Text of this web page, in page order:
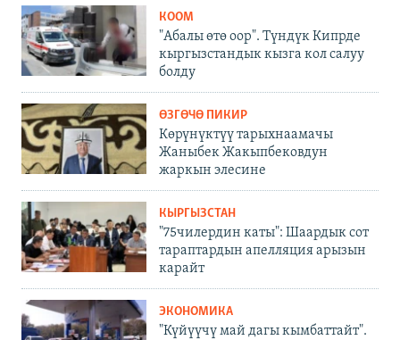
КООМ
"Абалы өтө оор". Түндүк Кипрде
кыргызстандык кызга кол салуу
болду
ӨЗГӨЧӨ ПИКИР
Көрүнүктүү тарыхнаамачы
Жаныбек Жакыпбековдун
жаркын элесине
КЫРГЫЗСТАН
"75чилердин каты": Шаардык сот
тараптардын апелляция арызын
карайт
ЭКОНОМИКА
"Күйүүчү май дагы кымбаттайт".